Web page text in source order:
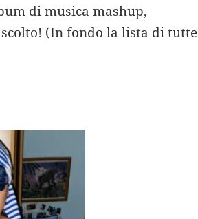
di musica mashup,
(In fondo la lista di tutte